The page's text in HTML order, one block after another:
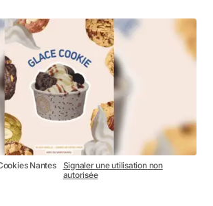
Nantes
Signaler une utilisation non
autorisée